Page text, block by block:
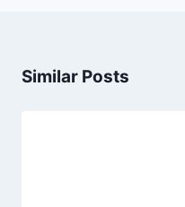
Similar Posts